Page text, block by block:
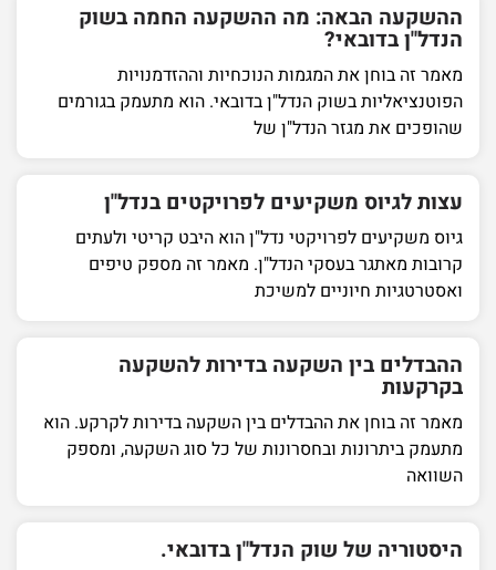
ההשקעה הבאה: מה ההשקעה החמה בשוק
הנדל"ן בדובאי?
מאמר זה בוחן את המגמות הנוכחיות וההזדמנויות
הפוטנציאליות בשוק הנדל"ן בדובאי. הוא מתעמק בגורמים
שהופכים את מגזר הנדל"ן של
עצות לגיוס משקיעים לפרויקטים בנדל"ן
גיוס משקיעים לפרויקטי נדל"ן הוא היבט קריטי ולעתים
קרובות מאתגר בעסקי הנדל"ן. מאמר זה מספק טיפים
ואסטרטגיות חיוניים למשיכת
ההבדלים בין השקעה בדירות להשקעה
בקרקעות
מאמר זה בוחן את ההבדלים בין השקעה בדירות לקרקע. הוא
מתעמק ביתרונות ובחסרונות של כל סוג השקעה, ומספק
השוואה
היסטוריה של שוק הנדל"ן בדובאי.